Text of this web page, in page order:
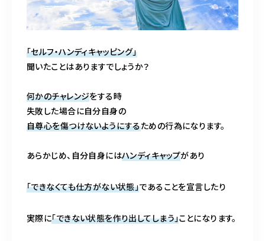
「セルフ・ハンディキャッピング」
聞いたことはありますでしょうか？
何かのチャレンジをする時
失敗した場合に自分自身の
自尊心を傷つけないようにするための行為になります。
あらかじめ、自分自身にはハンディキャップがあり
「できなくても仕方がない状態」であることを宣言したり
実際に「できない状態を作り出してしまう」ことになります。